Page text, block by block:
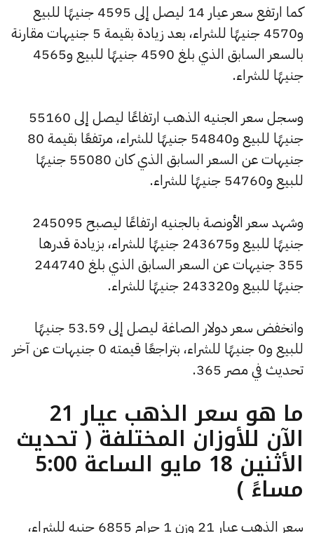
كما ارتفع سعر عيار 14 ليصل إلى 4595 جنيهًا للبيع
و4570 جنيهًا للشراء، بعد زيادة بقيمة 5 جنيهات مقارنة
بالسعر السابق الذي بلغ 4590 جنيهًا للبيع و4565
جنيهًا للشراء.
وسجل سعر الجنيه الذهب ارتفاعًا ليصل إلى 55160
جنيهًا للبيع و54840 جنيهًا للشراء، مرتفعًا بقيمة 80
جنيهات عن السعر السابق الذي كان 55080 جنيهًا
للبيع و54760 جنيهًا للشراء.
وشهد سعر الأونصة بالجنيه ارتفاعًا ليصبح 245095
جنيهًا للبيع و243675 جنيهًا للشراء، بزيادة قدرها
355 جنيهات عن السعر السابق الذي بلغ 244740
جنيهًا للبيع و243320 جنيهًا للشراء.
وانخفض سعر دولار الصاغة ليصل إلى 53.59 جنيهًا
للبيع و0 جنيهًا للشراء، بتراجعًا قيمته 0 جنيهات عن آخر
تحديث في مصر 365.
ما هو سعر الذهب عيار 21
الآن للأوزان المختلفة ( تحديث
الأثنين 18 مايو الساعة 5:00
مساءً )
سعر الذهب عيار 21 وزن 1 جرام 6855 جنيه للشراء،